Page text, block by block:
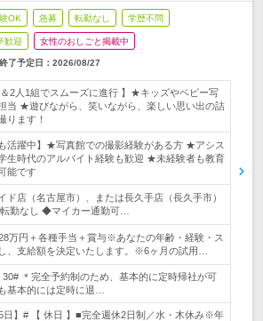
OK 急募 転勤なし 学歴不問
歓迎 女性のおしごと掲載中
終了予定日： 2026/08/27
＆2人1組でスムーズに進行 】★キッズやベビー写
当 ★遊びながら、笑いながら、楽しい思い出の詰
ります！
も活躍中】★写真館での撮影経験がある方 ★アシス
生時代のアルバイト経験も歓迎 ★未経験者も教育
能です
ド店（名古屋市）、または長久手店（長久手市）
勤なし ◆マイカー通勤可…
万円＋各種手当＋賞与※あなたの年齢・経験・ス
、支給額を決定いたします。※6ヶ月の試用…
30# ＊完全予約制のため、基本的に定時帰社が可
基本的には定時に退…
日】# 【 休日 】■完全週休2日制／水・木休み※年